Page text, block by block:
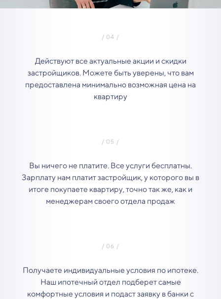
Действуют все актуальные акции и скидки
застройщиков. Можете быть уверены, что вам
предоставлена минимально возможная цена на
квартиру
Вы ничего не платите. Все услуги бесплатны.
Зарплату нам платит застройщик, у которого вы в
итоге покупаете квартиру, точно так же, как и
менеджерам своего отдела продаж
Получаете индивидуальные условия по ипотеке.
Наш ипотечный отдел подберет самые
комфортные условия и подаст заявку в банки с